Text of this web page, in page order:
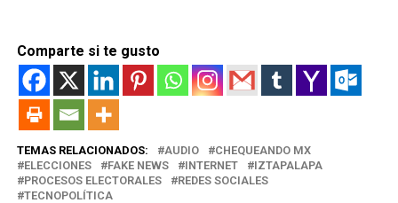
Comparte si te gusto
TEMAS RELACIONADOS: AUDIO
CHEQUEANDO MX
ELECCIONES
FAKE NEWS INTERNET
IZTAPALAPA
PROCESOS ELECTORALES
REDES SOCIALES
TECNOPOLÍTICA